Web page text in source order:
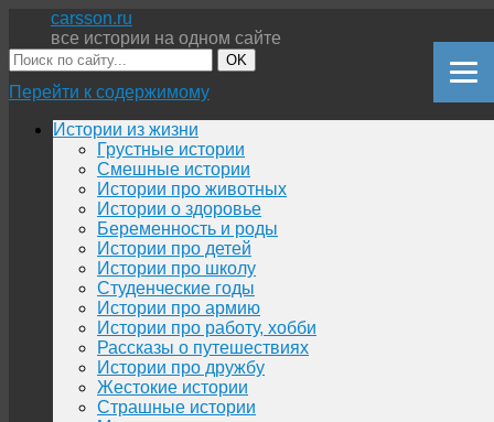
carsson.ru
все истории на одном сайте
OK
Перейти к содержимому
Истории из жизни
Грустные истории
Смешные истории
Истории про животных
Истории о здоровье
Беременность и роды
Истории про детей
Истории про школу
Студенческие годы
Истории про армию
Истории про работу, хобби
Рассказы о путешествиях
Истории про дружбу
Жестокие истории
Страшные истории